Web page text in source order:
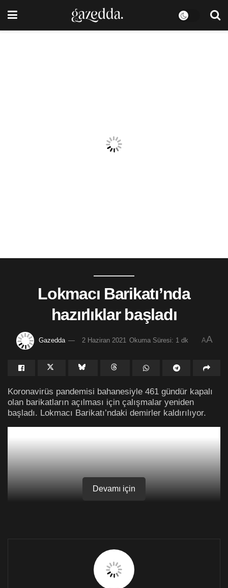
Lokmacı Barikatı’nda
hazırlıklar başladı
Gazedda 2 Haziran 2021 Okuma Süresi: 1 dk AA
Koronavirüs pandemisi bahanesiyle 461 gündür kapalı
olan barikatların açılması için çalışmalar yeniden
başladı. Lokmacı Barikatı’ndaki demirler kaldırılıyor.
Devamı için